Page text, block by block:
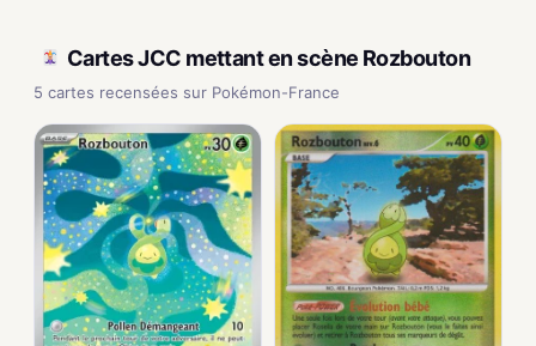
Cartes JCC mettant en scène Rozbouton
5 cartes recensées sur Pokémon-France